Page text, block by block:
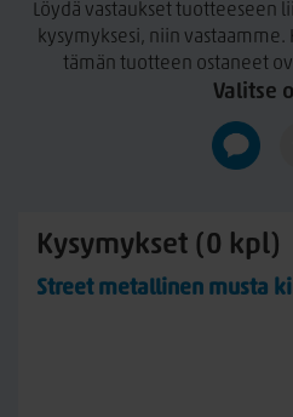
Löydä vastaukset tuotteeseen
kysymyksesi, niin
tämän tuotteen ostaneet
Valitse
Kysymykset (0 kpl)
Street metallinen musta